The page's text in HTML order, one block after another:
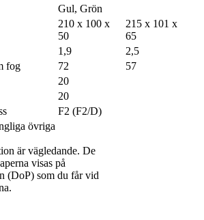
Gul, Grön
210 x 100 x
50
215 x 101 x
65
1,9
2,5
fog
72
57
20
20
F2 (F2/D)
övriga
är vägledande. De
visas på
(DoP) som du får vid